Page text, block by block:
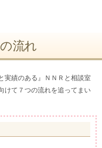
流れ
実績のある』ＮＮＲと相談室
けて７つの流れを追ってまい